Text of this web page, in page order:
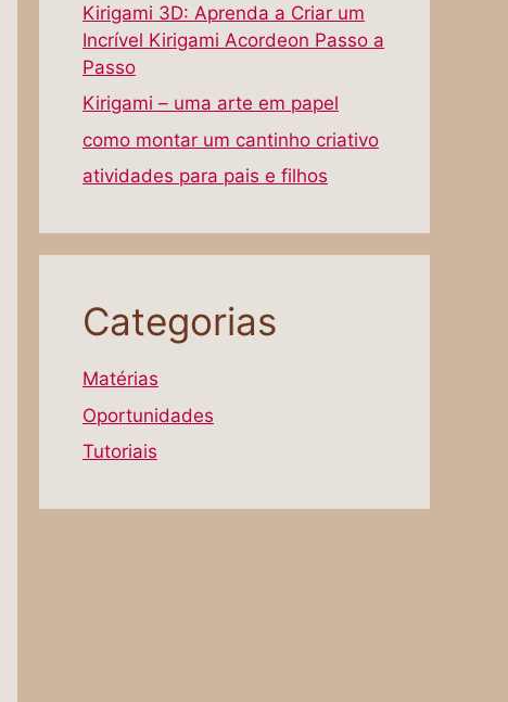
Kirigami 3D: Aprenda a Criar um
Incrível Kirigami Acordeon Passo a
Passo
Kirigami – uma arte em papel
como montar um cantinho criativo
atividades para pais e filhos
Categorias
Matérias
Oportunidades
Tutoriais